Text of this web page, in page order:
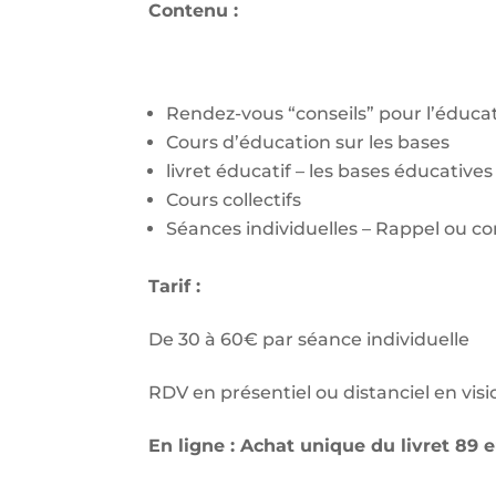
Contenu :
Rendez-vous “conseils” pour
Cours d’éducation sur les bases
livret éducatif – les bases éducatives
Cours collectifs
Séances individuelles – Rappel ou
Tarif :
De 30 à 60€ par séance individuelle
RDV en présentiel ou distanciel en
En ligne :Achat unique du livret 89